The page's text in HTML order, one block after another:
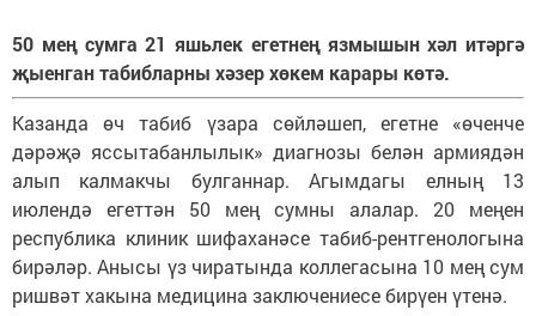
50 мең сумга 21 яшьлек егетнең язмышын хәл итәргә
җыенган табибларны хәзер хөкем карары көтә.
Казанда өч табиб үзара сөйләшеп, егетне «өченче
дәрәҗә яссытабанлылык» диагнозы белән армиядән
алып калмакчы булганнар. Агымдагы елның 13
июлендә егеттән 50 мең сумны алалар. 20 меңен
республика клиник шифаханәсе табиб-рентгенологына
бирәләр. Анысы үз чиратында коллегасына 10 мең сум
ришвәт хакына медицина заключениесе бирүен үтенә.